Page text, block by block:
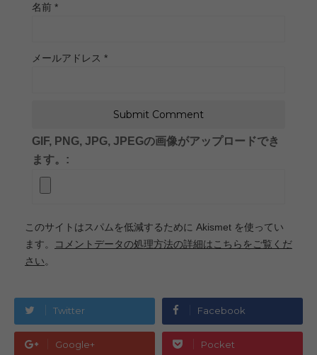
名前 *
メールアドレス *
GIF, PNG, JPG, JPEGの画像がアップロードでき
ます。:
このサイトはスパムを低減するために Akismet を使ってい
ます。
コメントデータの処理方法の詳細はこちらをご覧くだ
さい。
Twitter Facebook
Google+ Pocket